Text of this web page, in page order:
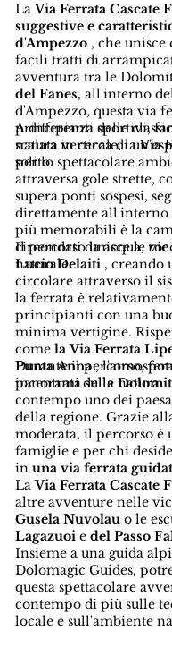
LaVia Ferrata Cascate
suggestive e
d'Ampezzo , che unisce
facili tratti di
avventura tra le
del Fanes, all'interno
d'Ampezzo, questa via
principianti sportivi,
natura in cerca di
solito.
A differenza delle
scalata verticale, laVia
per lo spettacolare
attraversa gole strette,
supera ponti sospesi,
direttamente
più memorabili è la
circondati da acqua,
naturale.
Il percorso unisce le
Lucio Delaiti , creando
circolare attraverso il
la ferrata è
principianti con una
minima vertigine.
comela Via Ferrata
Punta Anna,
incentrata sulla natura.
Durante il percorso,
panorami delle
contempo uno dei
della regione. Grazie
moderata, il percorso è
famiglie e per chi
inuna via ferrata
LaVia Ferrata Cascate
altre avventure nelle
Gusela Nuvolau o le
Lagazuoi edel Passo
Insieme a una guida
Dolomagic Guides,
questa spettacolare
contempo di più sulle
locale e sull'ambiente